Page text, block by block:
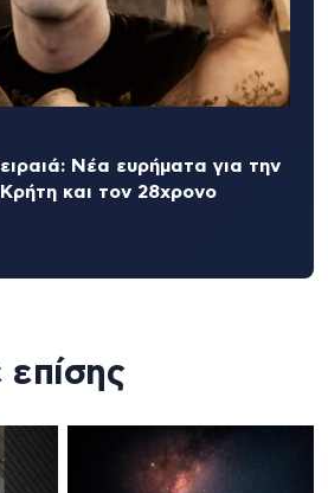
Νέα ευρήματα για την
και τον 28χρονο